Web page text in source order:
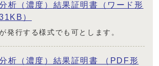
析（濃度）結果証明書（ワード形
）
発行する様式でも可とします。
析（濃度）結果証明書 （PDF形